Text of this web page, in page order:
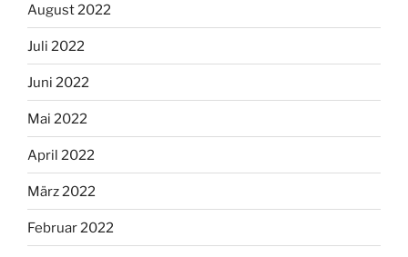
August 2022
Juli 2022
Juni 2022
Mai 2022
April 2022
März 2022
Februar 2022